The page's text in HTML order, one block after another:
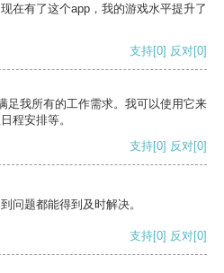
在有了这个app，我的游戏水平提升了
支持[0] 反对[0]
足我所有的工作需求。我可以使用它来
程安排等。
支持[0] 反对[0]
问题都能得到及时解决。
支持[0] 反对[0]